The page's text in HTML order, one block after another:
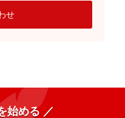
せ
始める ／